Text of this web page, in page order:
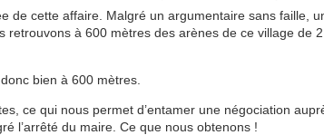
de cette affaire. Malgré un argumentaire sans faille,
à 600 mètres des arènes de ce village de 2
bien à 600 mètres.
ce qui nous permet d’entamer une négociation
l’arrêté du maire. Ce que nous obtenons !